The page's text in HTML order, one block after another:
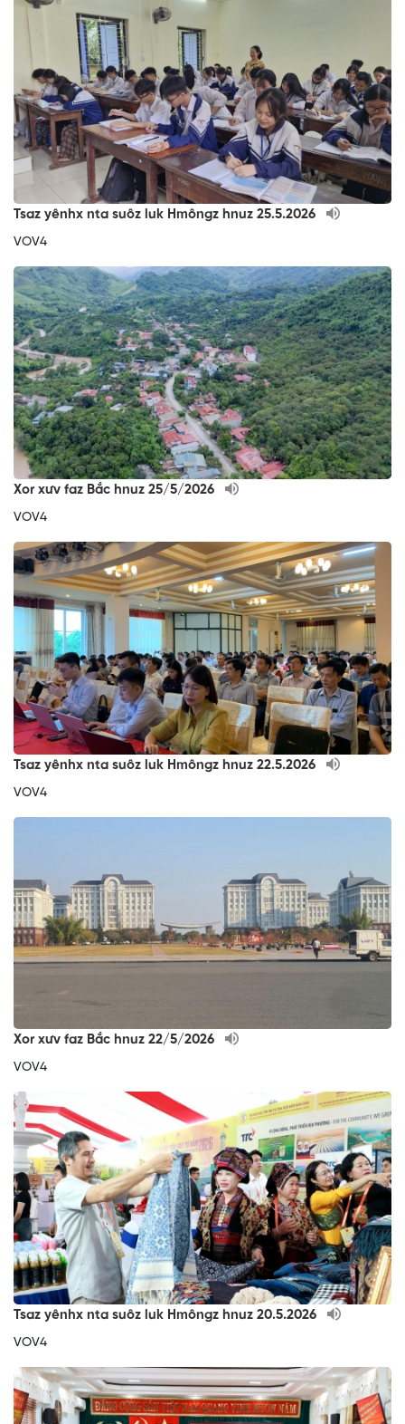
Tsaz yênhx nta suôz luk Hmôngz hnuz 25.5.2026
VOV4
Xor xưv faz Bắc hnuz 25/5/2026
VOV4
Tsaz yênhx nta suôz luk Hmôngz hnuz 22.5.2026
VOV4
Xor xưv faz Bắc hnuz 22/5/2026
VOV4
Tsaz yênhx nta suôz luk Hmôngz hnuz 20.5.2026
VOV4